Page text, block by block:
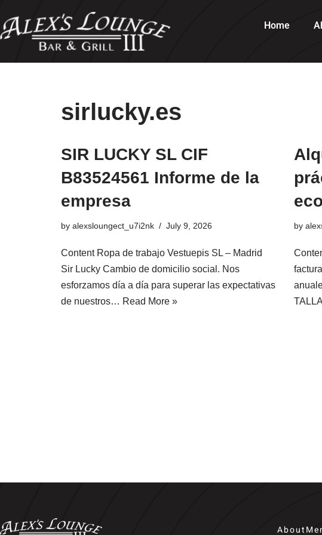
Skip
content
Home
sirlucky.es
SIR LUCKY SL CIF
B83524561 Informe de la
empresa
by alexsloungect_u7i2nk July 9, 2026
Content Ropa de trabajo Vestuepis SL – Madrid
Sir Lucky Cambio de domicilio social. Nos
esforzamos día a día para superar las expectativas
de nuestros… Read More »
by
About